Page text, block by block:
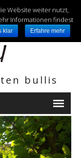
mit
bullis
Website weiter nutzt,
Informationen findest
klar Erfahre mehr